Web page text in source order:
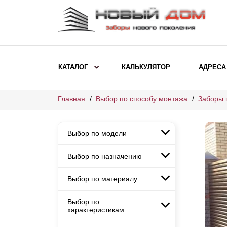
КАТАЛОГ
ВЫБОР ПО МОДЕЛИ
Заборы Хай-тек
Заборы Жалюзи
Заборы и ограждения для детских
КАЛЬКУЛЯТОР
Главная Выбор по способу монтажа Заборы
Выбор по модели
Заборы Ранчо
Заборы Классика
Заборы Жалюзи
Выбор по назначению
Заборы и ограждения для
Заборы для дачи
Выбор по материалу
Заборы с кирпичными столбами
Выбор по
характеристикам